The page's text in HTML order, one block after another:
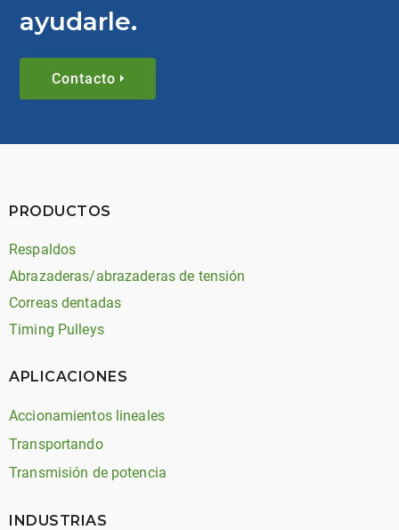
ayudarle.
Contacto
PRODUCTOS
Respaldos
Abrazaderas/abrazaderas de tensión
Correas dentadas
Timing Pulleys
APLICACIONES
Accionamientos lineales
Transportando
Transmisión de potencia
INDUSTRIAS